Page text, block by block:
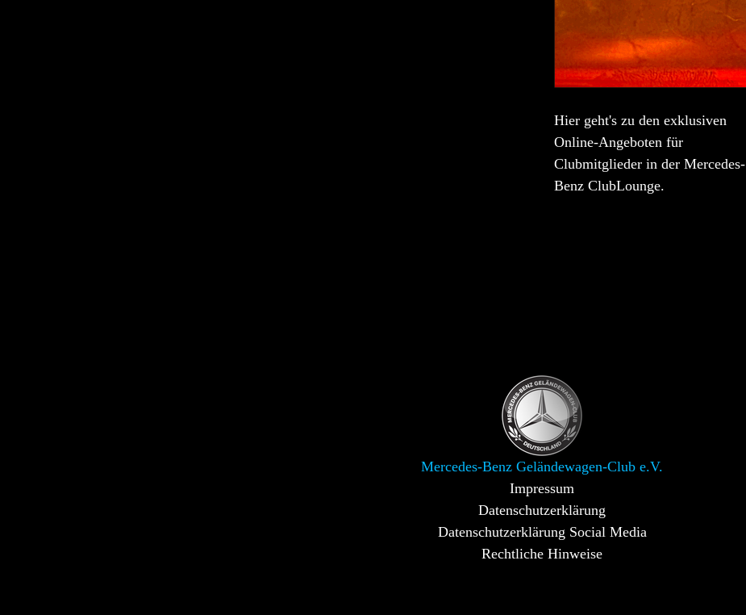
Hier geht's zu den exklusiven
Online-Angeboten für
Clubmitglieder in der Mercedes-
Benz ClubLounge.
Mercedes-Benz Geländewagen-Club e.V.
Impressum
Datenschutzerklärung
Datenschutzerklärung Social Media
Rechtliche Hinweise